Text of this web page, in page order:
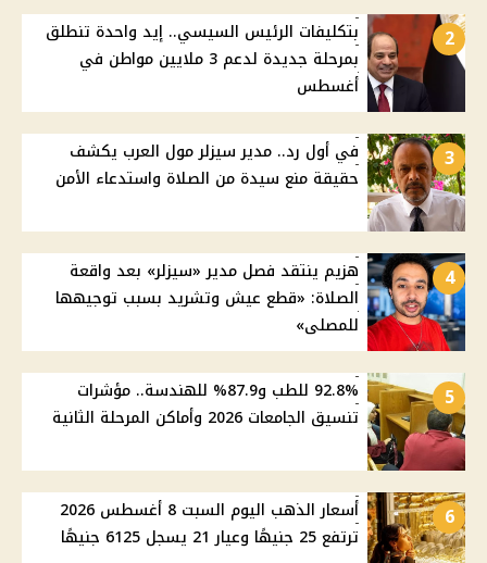
2
بتكليفات الرئيس السيسي.. إيد واحدة تنطلق
بمرحلة جديدة لدعم 3 ملايين مواطن في
أغسطس
3
في أول رد.. مدير سيزلر مول العرب يكشف
حقيقة منع سيدة من الصلاة واستدعاء الأمن
4
هزيم ينتقد فصل مدير «سيزلر» بعد واقعة
الصلاة: «قطع عيش وتشريد بسبب توجيهها
للمصلى»
5
92.8% للطب و87.9% للهندسة.. مؤشرات
تنسيق الجامعات 2026 وأماكن المرحلة الثانية
6
أسعار الذهب اليوم السبت 8 أغسطس 2026
ترتفع 25 جنيهًا وعيار 21 يسجل 6125 جنيهًا